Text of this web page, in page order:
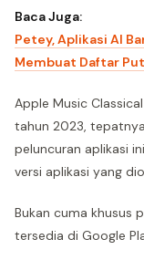
Baca Juga:
Petey, Aplikasi AI
Membuat Daftar
Apple Music
tahun 2023,
peluncuran aplikasi
versi aplikasi yang
Bukan cuma khusus
tersedia di Google